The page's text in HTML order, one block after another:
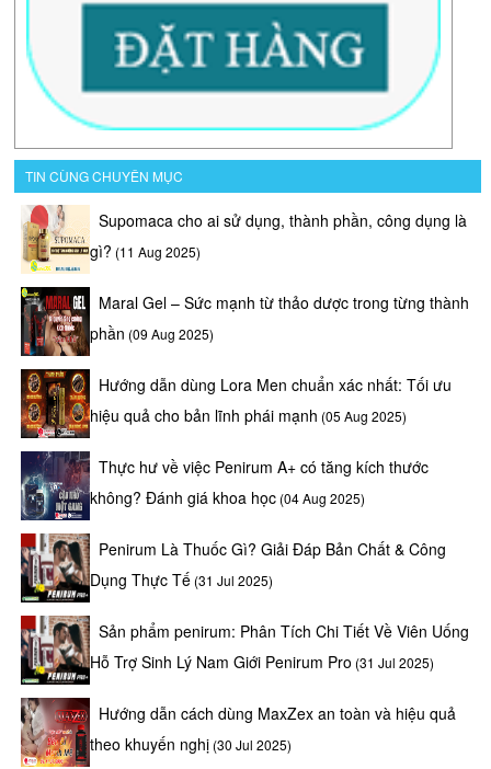
chuyên
gia
giá
như
thế
nào
về
Hammer
of
Thor
Đánh
giá
Hammer
of
Thor
từ
chuyên
gia
cho
biết
đây
là
một
sản
phẩm
ích
thích
hợp
TIN CÙNG CHUYÊN MỤC
Supomaca cho ai sử dụng, thành phần, công dụng là
gì? (11 Aug 2025)
Maral Gel – Sức mạnh từ thảo dược trong từng thành
phần (09 Aug 2025)
Hướng dẫn dùng Lora Men chuẩn xác nhất: Tối ưu
hiệu quả cho bản lĩnh phái mạnh (05 Aug 2025)
Thực hư về việc Penirum A+ có tăng kích thước
không? Đánh giá khoa học (04 Aug 2025)
Penirum Là Thuốc Gì? Giải Đáp Bản Chất & Công
Dụng Thực Tế (31 Jul 2025)
Sản phẩm penirum: Phân Tích Chi Tiết Về Viên Uống
Hỗ Trợ Sinh Lý Nam Giới Penirum Pro (31 Jul 2025)
Hướng dẫn cách dùng MaxZex an toàn và hiệu quả
theo khuyến nghị (30 Jul 2025)